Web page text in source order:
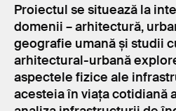
Proiectul se situează la
domenii – arhitectură,
geografie umană și studii
arhitectural-urbană
aspectele fizice ale
acesteia în viața cotidiană